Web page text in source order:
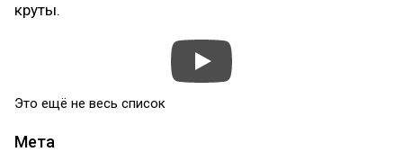
круты.
Это ещё не весь список
Мета